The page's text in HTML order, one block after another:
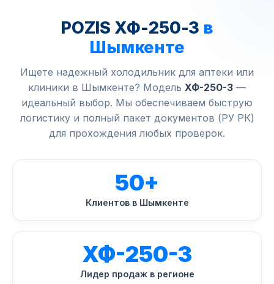
POZIS ХФ-250-3 в
Шымкенте
Ищете надежный холодильник для аптеки или
клиники в Шымкенте? Модель ХФ-250-3 —
идеальный выбор. Мы обеспечиваем быструю
логистику и полный пакет документов (РУ РК)
для прохождения любых проверок.
50+
Клиентов в Шымкенте
ХФ-250-3
Лидер продаж в регионе